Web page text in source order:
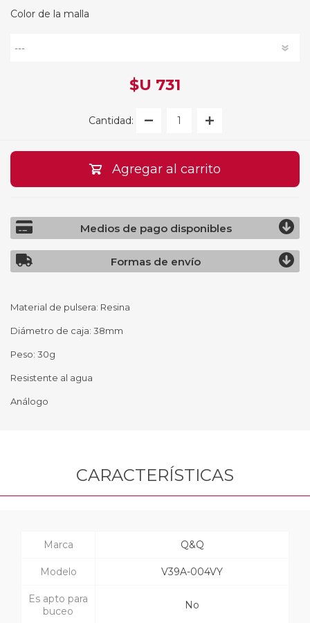
Color de la malla
$U 731
Cantidad:
Agregar al carrito
Medios de pago disponibles
Formas de envío
Material de pulsera: Resina
Diámetro de caja: 38mm
Peso: 30g
Resistente al agua
Análogo
CARACTERÍSTICAS
Marca Q&Q
Modelo V39A-004VY
Es apto para
buceo
No